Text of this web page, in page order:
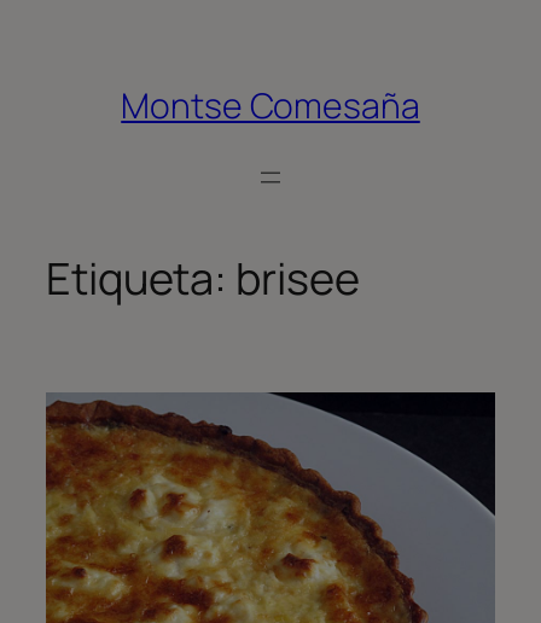
Montse Comesaña
Etiqueta: brisee